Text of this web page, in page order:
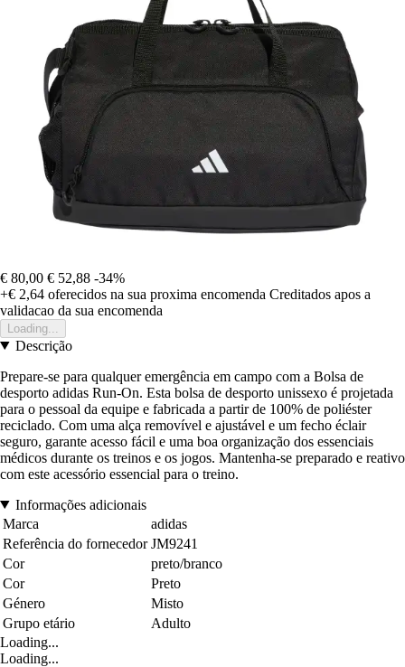
€ 80,00 € 52,88 -34%
+€ 2,64 oferecidos na sua proxima encomenda Creditados apos a
validacao da sua encomenda
Loading...
Descrição
Prepare-se para qualquer emergência em campo com a Bolsa de
desporto adidas Run-On. Esta bolsa de desporto unissexo é projetada
para o pessoal da equipe e fabricada a partir de 100% de poliéster
reciclado. Com uma alça removível e ajustável e um fecho éclair
seguro, garante acesso fácil e uma boa organização dos essenciais
médicos durante os treinos e os jogos. Mantenha-se preparado e reativo
com este acessório essencial para o treino.
Informações adicionais
Marca
adidas
Referência do fornecedor JM9241
Cor
preto/branco
Cor
Preto
Género
Misto
Grupo etário
Adulto
Loading...
Loading...